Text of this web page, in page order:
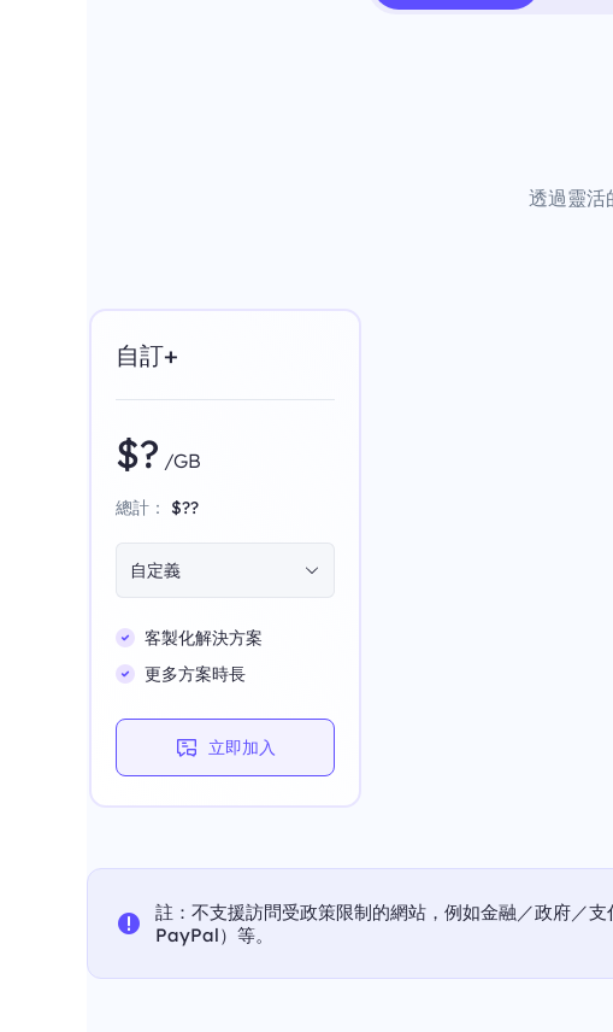
透過靈活
自訂+
$? /GB
總計： $??
自定義
客製化解決方案
更多方案時長
立即加入
註：不支援訪問受政策限制的網站，例如金融／政府／支
PayPal）等。